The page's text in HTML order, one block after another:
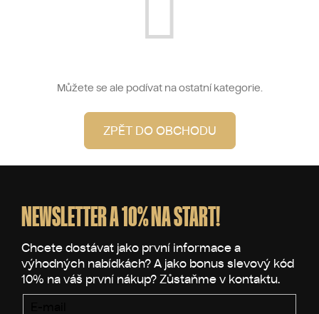
Můžete se ale podívat na ostatní kategorie.
ZPĚT DO OBCHODU
NEWSLETTER A 10% NA START!